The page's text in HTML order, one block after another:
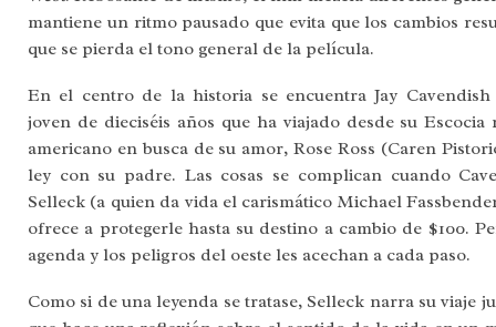
mantiene un ritmo pausado que evita que los cambios
que se pierda el tono general de la película.
En el centro de la historia se encuentra Jay
joven de dieciséis años que ha viajado desde su
americano en busca de su amor, Rose Ross (Caren
ley con su padre. Las cosas se complican cuando
Selleck (a quien da vida el carismático Michael
ofrece a protegerle hasta su destino a cambio de $100.
agenda y los peligros del oeste les acechan a cada paso.
Como si de una leyenda se tratase, Selleck narra su viaje